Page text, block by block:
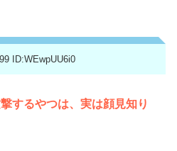
ID:WEwpUU6i0
するやつは、実は顔見知り